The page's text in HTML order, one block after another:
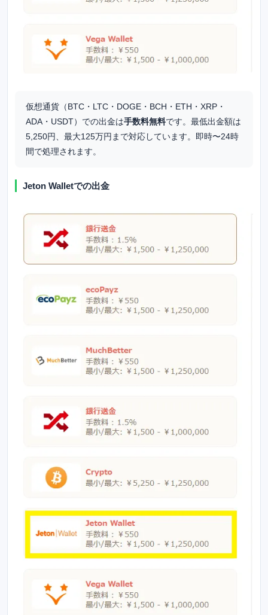
仮想通貨（BTC・LTC・DOGE・BCH・ETH・XRP・
ADA・USDT）での出金は手数料無料です。最低出金額は
5,250円、最大125万円まで対応しています。即時〜24時
間で処理されます。
Jeton Walletでの出金